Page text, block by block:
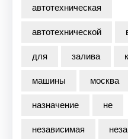
автотехническая
автотехнической
для
залива
машины
москва
назначение
не
независимая